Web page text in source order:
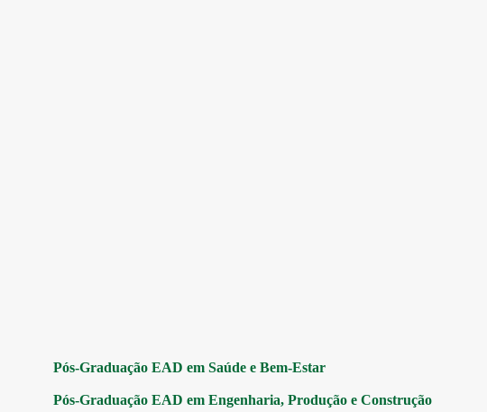
Pós-Graduação EAD em Saúde e Bem-Estar
Pós-Graduação EAD em Engenharia, Produção e Construção